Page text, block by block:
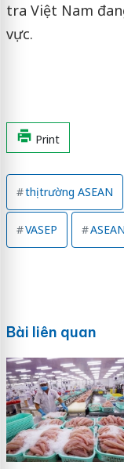
tra Việt Nam
vực.
Print
thị trường ASEAN
VASEP ASEAN
Bài liên quan